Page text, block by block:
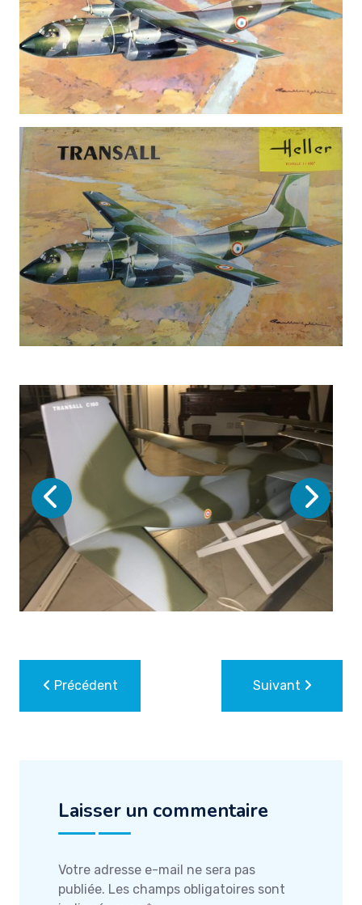
Précédent Suivant
Laisser un commentaire
Votre adresse e-mail ne sera pas
publiée. Les champs obligatoires sont